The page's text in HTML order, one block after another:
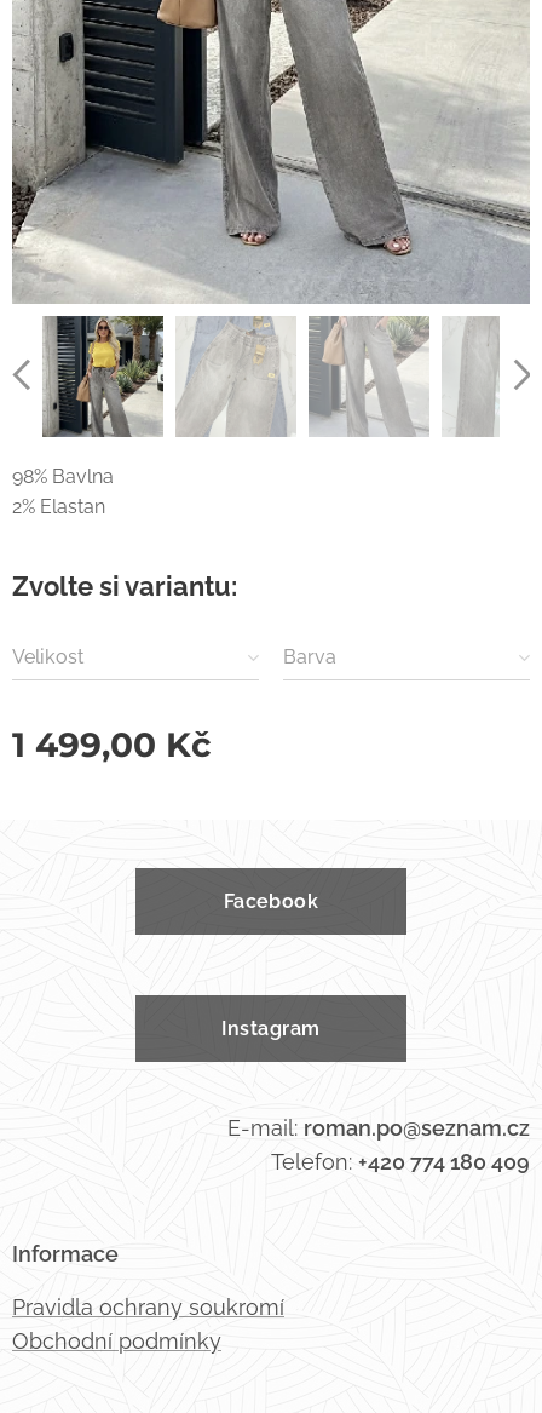
98% Bavlna
2% Elastan
Zvolte si variantu:
Velikost Barva
1 499,00 Kč
Facebook
Instagram
E-mail: roman.po@seznam.cz
Telefon: +420 774 180 409
Informace
Pravidla ochrany soukromí
Obchodní podmínky